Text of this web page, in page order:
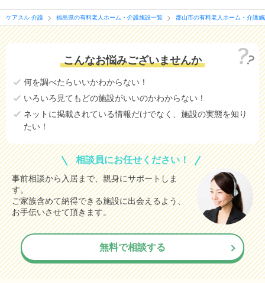
ケアスル 介護 福島県の有料老人ホーム・介護施設一覧 郡山市の有料老人ホーム・介護
こんなお悩みございませんか
何を調べたらいいかわからない！
いろいろ見てもどの施設がいいのかわからない！
ネットに掲載されている情報だけでなく、施設の実態を知り
たい！
相談員にお任せください！
事前相談から入居まで、親身にサポートしま
す。
ご家族含めて納得できる施設に出会えるよう、
お手伝いさせて頂きます。
無料で相談する